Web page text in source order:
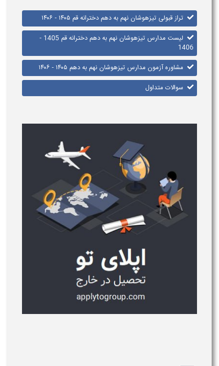
تراز قبولی تیزهوشان نهم به دهم دخترانه قم ​​۱۴۰۵ - ۱۴۰۶
لیست مدارس تیزهوشان نهم به دهم دخترانه قم 1405 -
1406
مشاوره آزمون مدارس تیزهوشان نهم به دهم ​​۱۴۰۵ - ۱۴۰۶
سوالات متداول